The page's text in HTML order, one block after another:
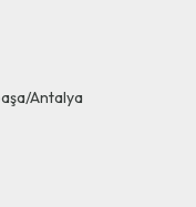
Antalya